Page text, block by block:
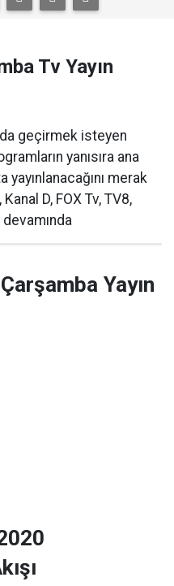
Tv Yayın
geçirmek isteyen
yanısıra ana
merak
D, FOX Tv, TV8,
Yayın